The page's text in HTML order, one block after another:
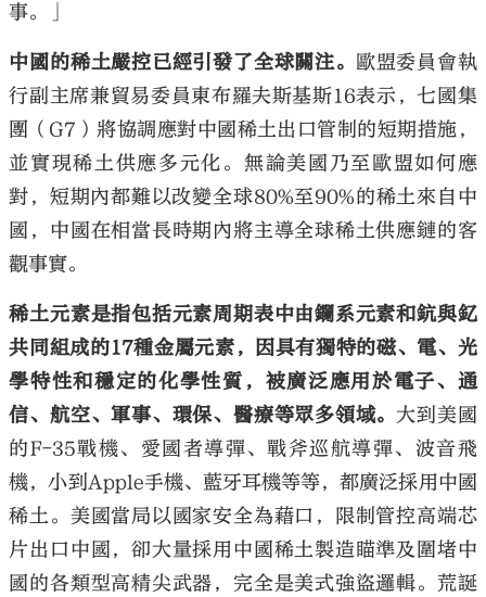
事。」
中國的稀土嚴控已經引發了全球關注。 歐盟委員會執
行副主席兼貿易委員東布羅夫斯基斯16表示，七國集
團（G7）將協調應對中國稀土出口管制的短期措施，
並實現稀土供應多元化。無論美國乃至歐盟如何應
對，短期內都難以改變全球80%至90%的稀土來自中
國，中國在相當長時期內將主導全球稀土供應鏈的客
觀事實。
稀土元素是指包括元素周期表中由鑭系元素和鈧與釔
共同組成的17種金屬元素，因具有獨特的磁、電、光
學特性和穩定的化學性質，被廣泛應用於電子、通
信、航空、軍事、環保、醫療等眾多領域。 大到美國
的F-35戰機、愛國者導彈、戰斧巡航導彈、波音飛
機，小到Apple手機、藍牙耳機等等，都廣泛採用中國
稀土。美國當局以國家安全為藉口，限制管控高端芯
片出口中國，卻大量採用中國稀土製造瞄準及圍堵中
國的各類型高精尖武器，完全是美式強盜邏輯。荒誕